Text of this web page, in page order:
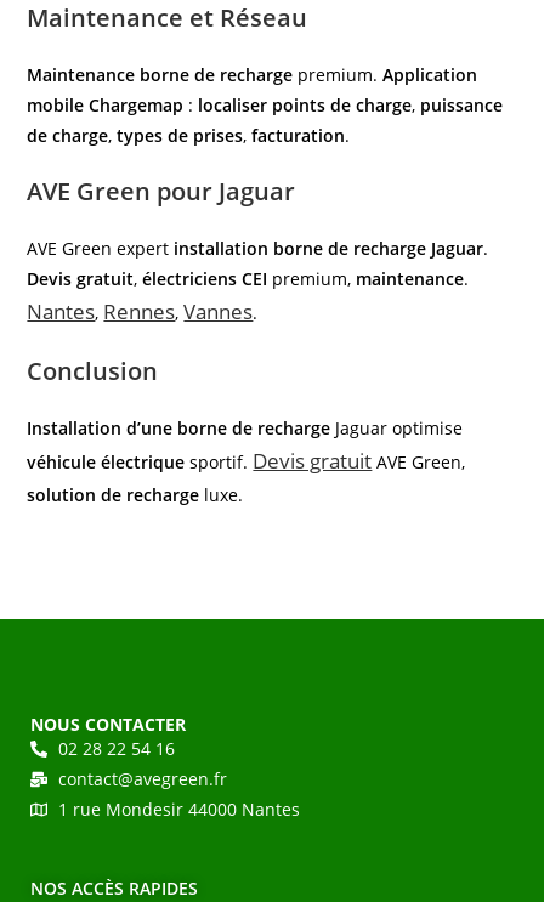
Maintenance et Réseau
Maintenance borne de recharge premium.Application
mobile Chargemap : localiser points de charge, puissance
de charge,types de prises,facturation.
AVE Green pour Jaguar
AVE Green expert installation borne de recharge Jaguar.
Devis gratuit,électriciens CEI premium, maintenance.
Nantes, Rennes,Vannes.
Conclusion
Installation d’une borne de recharge Jaguar optimise
véhicule électrique sportif. Devis gratuit AVE Green,
solution de recharge luxe.
NOUS CONTACTER
02 28 22 54 16
contact@avegreen.fr
1 rue Mondesir 44000 Nantes
NOS ACCÈS RAPIDES